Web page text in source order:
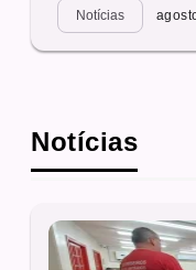
Notícias
Notícias